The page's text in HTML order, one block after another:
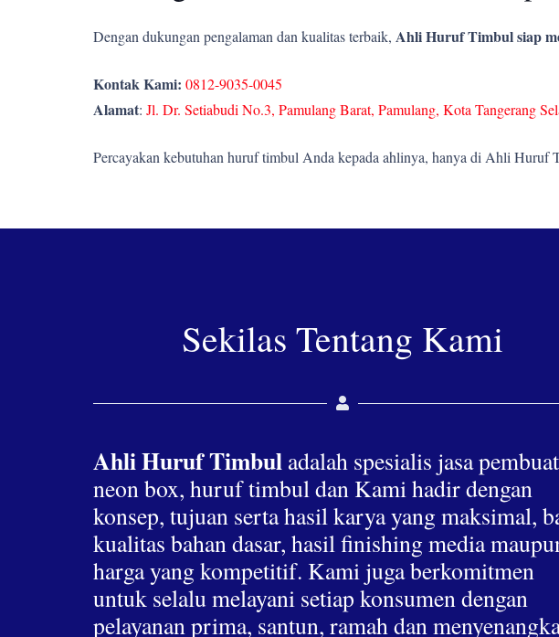
Dengan dukungan pengalaman dan kualitas terbaik, Ahli Huruf Timbul siap
Kontak Kami: 0812-9035-0045
Alamat: Jl. Dr. Setiabudi No.3, Pamulang Barat, Pamulang, Kota Tangerang
Percayakan kebutuhan huruf timbul Anda kepada ahlinya, hanya di Ahli Huruf
Sekilas Tentang Kami
Ahli Huruf Timbul adalah spesialis jasa
neon box, huruf timbul dan Kami hadir dengan
konsep, tujuan serta hasil karya yang maksimal,
kualitas bahan dasar, hasil finishing media
harga yang kompetitif. Kami juga berkomitmen
untuk selalu melayani setiap konsumen dengan
pelayanan prima, santun, ramah dan